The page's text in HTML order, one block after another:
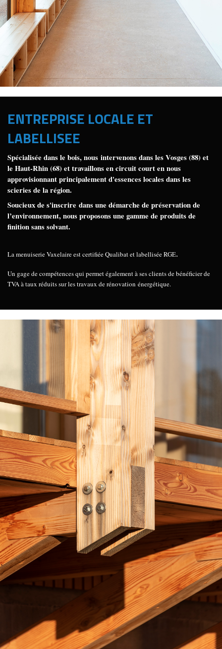
ENTREPRISE LOCALE ET
LABELLISEE
Spécialisée dans le bois, nous intervenons dans les Vosges (88) et
le Haut-Rhin (68) et travaillons en circuit court en nous
approvisionnant principalement d'essences locales dans les
scieries de la région.
Soucieux de s'inscrire dans une démarche de préservation de
l’environnement, nous proposons une gamme de produits de
finition sans solvant.
La menuiserie Vaxelaire est certifiée Qualibat et labellisée RGE.
Un gage de compétences qui permet également à ses clients de bénéficier de
TVA à taux réduits sur les travaux de rénovation énergétique.